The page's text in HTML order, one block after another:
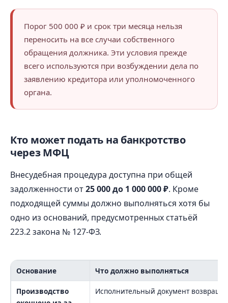
Порог 500 000 ₽ и срок три месяца нельзя
переносить на все случаи собственного
обращения должника. Эти условия прежде
всего используются при возбуждении дела по
заявлению кредитора или уполномоченного
органа.
Кто может подать на банкротство
через МФЦ
Внесудебная процедура доступна при общей
задолженности от25 000 до 1 000 000 ₽. Кроме
подходящей суммы должно выполняться хотя бы
одно из оснований, предусмотренных статьёй
223.2 закона № 127-ФЗ.
Основание Что должно выполняться
Производство
Исполнительный документ